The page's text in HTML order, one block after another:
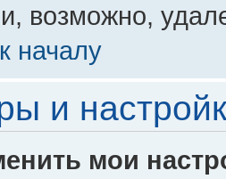
возможно,
началу
и
мои